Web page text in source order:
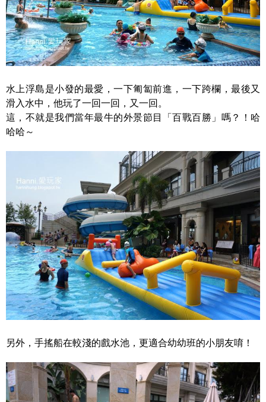
水上浮島是小發的最愛，一下匍匐前進，一下跨欄，最後又
滑入水中，他玩了一回一回，又一回。
這，不就是我們當年最牛的外景節目「百戰百勝」嗎？！哈
哈哈～
另外，手搖船在較淺的戲水池，更適合幼幼班的小朋友唷！